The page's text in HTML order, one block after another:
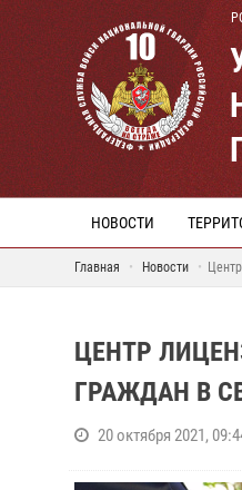
НОВОСТИ
Главная Новости
ЦЕНТР
ГРАЖДАН В
20 октября 2021,